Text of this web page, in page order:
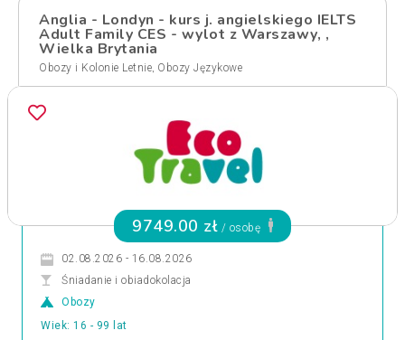
Anglia - Londyn - kurs j. angielskiego IELTS
Adult Family CES - wylot z Warszawy, ,
Wielka Brytania
Obozy i Kolonie Letnie, Obozy Językowe
9749.00 zł / osobę
02.08.2026 - 16.08.2026
Śniadanie i obiadokolacja
Obozy
Wiek: 16 - 99 lat